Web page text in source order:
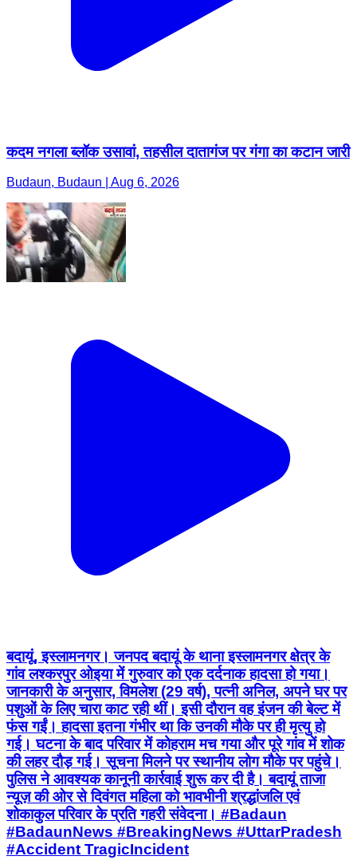
कदम नगला ब्लॉक उसावां, तहसील दातागंज पर गंगा का कटान जारी
Budaun, Budaun | Aug 6, 2026
बदायूं, इस्लामनगर। जनपद बदायूं के थाना इस्लामनगर क्षेत्र के
गांव लश्करपुर ओइया में गुरुवार को एक दर्दनाक हादसा हो गया।
जानकारी के अनुसार, विमलेश (29 वर्ष), पत्नी अनिल, अपने घर पर
पशुओं के लिए चारा काट रही थीं। इसी दौरान वह इंजन की बेल्ट में
फंस गईं। हादसा इतना गंभीर था कि उनकी मौके पर ही मृत्यु हो
गई। घटना के बाद परिवार में कोहराम मच गया और पूरे गांव में शोक
की लहर दौड़ गई। सूचना मिलने पर स्थानीय लोग मौके पर पहुंचे।
पुलिस ने आवश्यक कानूनी कार्रवाई शुरू कर दी है। बदायूं ताजा
न्यूज़ की ओर से दिवंगत महिला को भावभीनी श्रद्धांजलि एवं
शोकाकुल परिवार के प्रति गहरी संवेदना। #Badaun
#BadaunNews #BreakingNews #UttarPradesh
#Accident TragicIncident